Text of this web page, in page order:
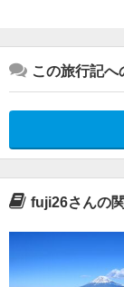
この旅行記へ
fuji26さんの